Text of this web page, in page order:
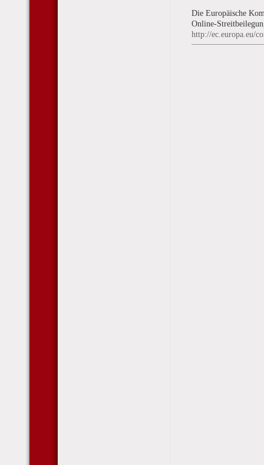
Die Europäische
Online-
http://ec.europa.eu/